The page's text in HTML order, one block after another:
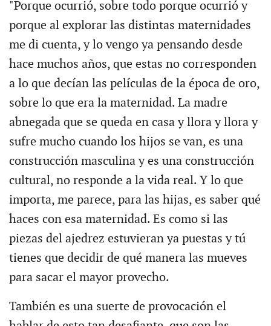
"Porque ocurrió, sobre todo porque ocurrió y
porque al explorar las distintas maternidades
me di cuenta, y lo vengo ya pensando desde
hace muchos años, que estas no corresponden
a lo que decían las películas de la época de oro,
sobre lo que era la maternidad. La madre
abnegada que se queda en casa y llora y llora y
sufre mucho cuando los hijos se van, es una
construcción masculina y es una construcción
cultural, no responde a la vida real. Y lo que
importa, me parece, para las hijas, es saber qué
haces con esa maternidad. Es como si las
piezas del ajedrez estuvieran ya puestas y tú
tienes que decidir de qué manera las mueves
para sacar el mayor provecho.
También es una suerte de provocación el